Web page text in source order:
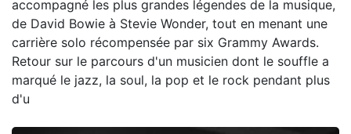
accompagné les plus grandes légendes de la musique,
de David Bowie à Stevie Wonder, tout en menant une
carrière solo récompensée par six Grammy Awards.
Retour sur le parcours d'un musicien dont le souffle a
marqué le jazz, la soul, la pop et le rock pendant plus
d'u